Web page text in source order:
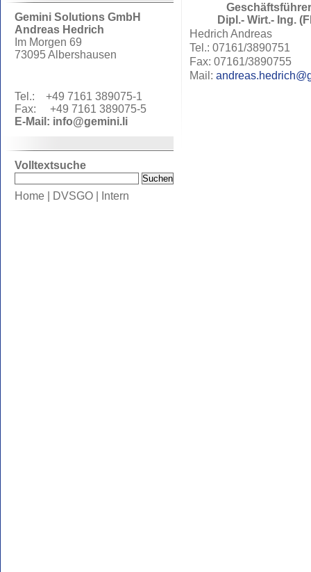
Gemini Solutions GmbH
Andreas Hedrich
Im Morgen 69
73095 Albershausen
Tel.: +49 7161 389075-1
Fax: +49 7161 389075-5
E-Mail: info@gemini.li
Volltextsuche
Home DVSGO Intern
Geschäftsführer
Dipl.- Wirt.- Ing.
Hedrich Andreas
Tel.: 07161/3890751
Fax: 07161/3890755
Mail: